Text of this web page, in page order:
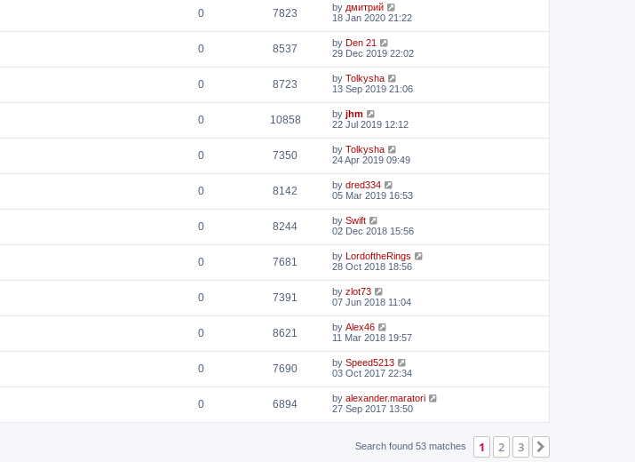
0 7823 by дмитрий
18 Jan 2020 21:22
0 8537 by Den 21
29 Dec 2019 22:02
0 8723 by Tolkysha
13 Sep 2019 21:06
0 10858 by jhm
22 Jul 2019 12:12
0 7350 by Tolkysha
24 Apr 2019 09:49
0 8142 by dred334
05 Mar 2019 16:53
0 8244 by Swift
02 Dec 2018 15:56
0 7681 by LordoftheRings
28 Oct 2018 18:56
0 7391 by zlot73
07 Jun 2018 11:04
0 8621 by Alex46
11 Mar 2018 19:57
0 7690 by Speed5213
03 Oct 2017 22:34
0 6894 by alexander.maratori
27 Sep 2017 13:50
Search found 53 matches 1 2 3